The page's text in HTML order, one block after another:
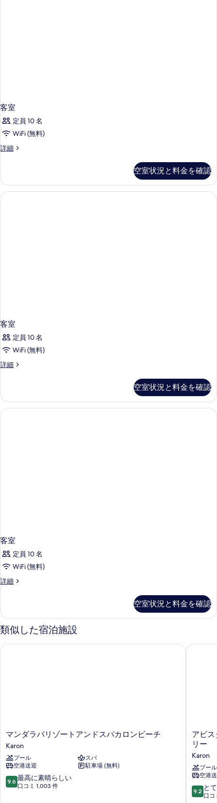
客室
定員 10 名
WiFi (無料)
詳細
客
細
空室状況と料金を確認
客室
定員 10 名
WiFi (無料)
詳細
客
細
空室状況と料金を確認
客室
定員 10 名
WiFi (無料)
詳細
客
細
空室状況と料金を確認
類似した宿泊施設
マ
ン
ダ
ラ
バ
リ
ゾ
マンダラバリゾートアンドスパカロンビーチ
Karon
プール
スパ
空港送迎
駐車場 (無料)
10
段
9.6 最高に素晴らしい
口コミ 1,003 件
マンダラバリゾートアンドスパカロンビーチ
ア
ビ
ス
タ
グ
ラ
ン
デ
アビ
リー
Karon
プール
空港
10
段
9.2 と
口コ
アビス